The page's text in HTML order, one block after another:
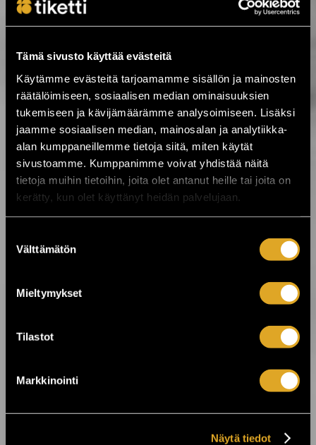
Tämä sivusto käyttää evästeitä
Käytämme evästeitä tarjoamamme sisällön ja mainosten
räätälöimiseen, sosiaalisen median ominaisuuksien
tukemiseen ja kävijämäärämme analysoimiseen. Lisäksi
jaamme sosiaalisen median, mainosalan ja analytiikka-
alan kumppaneillemme tietoja siitä, miten käytät
sivustoamme. Kumppanimme voivat yhdistää näitä
tietoja muihin tietoihin, joita olet antanut heille tai joita on
kerätty, kun olet käyttänyt heidän palvelujaan.
valinta
Välttämätön
Mieltymykset
Tilastot
Markkinointi
Näytä tiedot
Festarikesä käy kuumana! ›
Tabula Rasa palaa Tavastialle lähes 50
vuoden jälkeen ›
4.8.2026 07:00
Kesä huipentuu Stallörinpuistossa –
ainutlaatuinen elämys Kajaanissa! ›
24.7.2026 11:00